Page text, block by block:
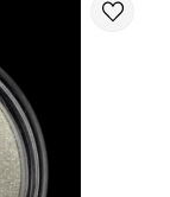
посылок:
Молдова,